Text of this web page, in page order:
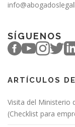
SÍGUENOS
ARTÍCULOS
Visita del Ministerio
(Checklist para